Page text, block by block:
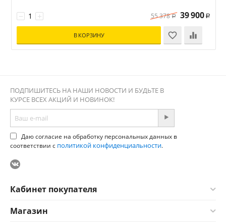
+
− 55 378 Р 39 900 Р
В КОРЗИНУ
ПОДПИШИТЕСЬ НА НАШИ НОВОСТИ И БУДЬТЕ В
КУРСЕ ВСЕХ АКЦИЙ И НОВИНОК!
Даю согласие на обработку персональных данных в
соответствии с политикой конфиденциальности.
Кабинет покупателя
Магазин